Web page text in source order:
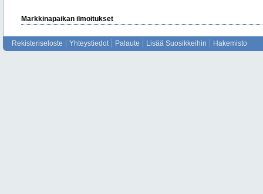
Markkinapaikan ilmoitukset
Rekisteriseloste Yhteystiedot Palaute Lisää Suosikkeihin Hakemisto